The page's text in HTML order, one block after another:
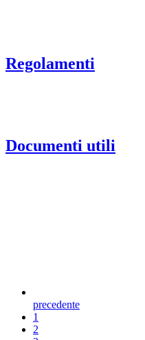
Regolamenti
Documenti utili
precedente
1
2